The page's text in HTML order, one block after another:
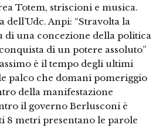
Totem, striscioni e musica.
dell’Udc. Anpi: “Stravolta la
di una concezione della politica
di un potere assoluto”
è il tempo degli ultimi
palco che domani pomeriggio
della manifestazione
il governo Berlusconi è
8 metri presentano le parole